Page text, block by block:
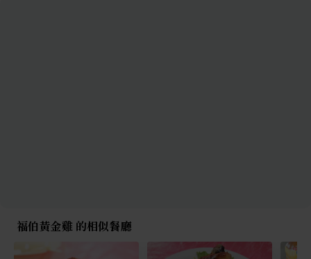
福伯黃金雞 的相似餐廳